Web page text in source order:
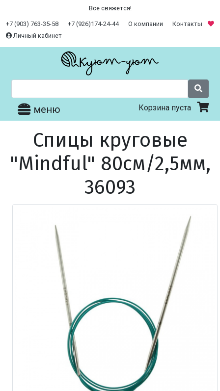
Все свяжется!
+7 (903) 763-35-58 +7 (926)174-24-44 О компании
Контакты
Личный кабинет
меню Корзина пуста
Спицы круговые
"Mindful" 80см/2,5мм,
36093